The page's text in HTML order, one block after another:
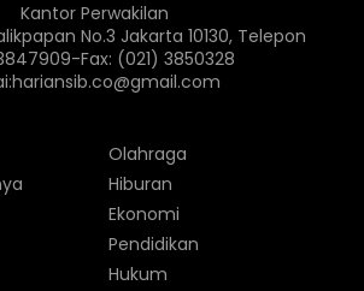
Kantor Perwakilan
No.3 Jakarta 10130, Telepon
Fax: (021) 3850328
Olahraga
Hiburan
Ekonomi
Pendidikan
Hukum